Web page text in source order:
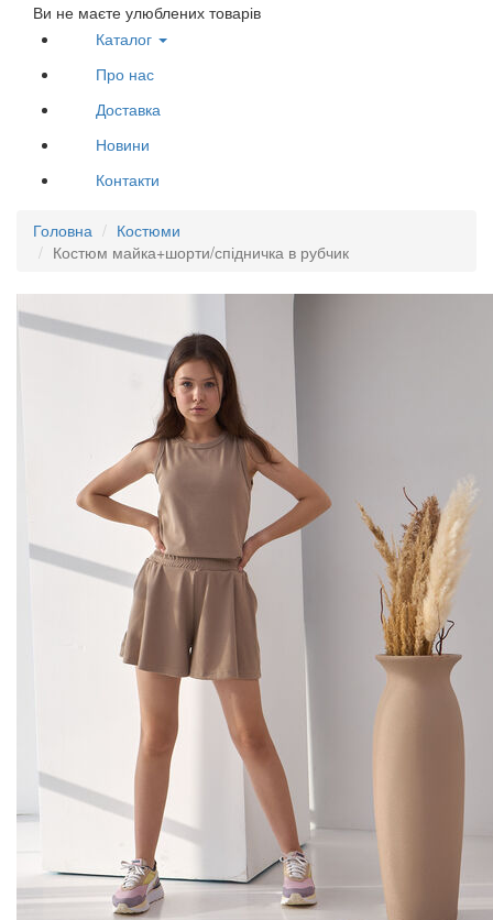
Ви не маєте улюблених товарів
Каталог
Про нас
Доставка
Новини
Контакти
Головна
Костюми
Костюм майка+шорти/спідничка в рубчик